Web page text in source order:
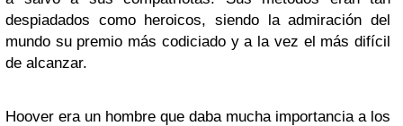
despiadados como heroicos, siendo la admiración del
mundo su premio más codiciado y a la vez el más difícil
de alcanzar.
Hoover era un hombre que daba mucha importancia a los